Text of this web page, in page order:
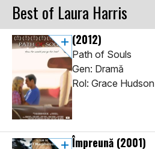
Best of Laura Harris
(2012)
Path of Souls
Gen: Dramă
Rol: Grace Hudson
Împreună (2001)